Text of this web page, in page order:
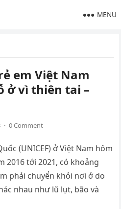
MENU
em Việt Nam
ở vì thiên tai –
· 0 Comment
(UNICEF) ở Việt Nam hôm
2016 tới 2021, có khoảng
phải chuyển khỏi nơi ở do
nhau như lũ lụt, bão và